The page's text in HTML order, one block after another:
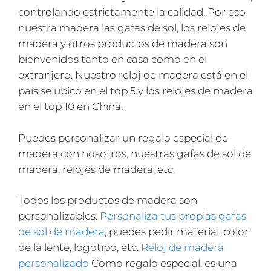
controlando estrictamente la calidad. Por eso
nuestra madera las gafas de sol, los relojes de
madera y otros productos de madera son
bienvenidos tanto en casa como en el
extranjero. Nuestro reloj de madera está en el
país se ubicó en el top 5 y los relojes de madera
en el top 10 en China.
Puedes personalizar un regalo especial de
madera con nosotros, nuestras gafas de sol de
madera, relojes de madera, etc.
Todos los productos de madera son
personalizables. Personaliza tus propias gafas
de sol de madera, puedes pedir material, color
de la lente, logotipo, etc. Reloj de madera
personalizado Como regalo especial, es una